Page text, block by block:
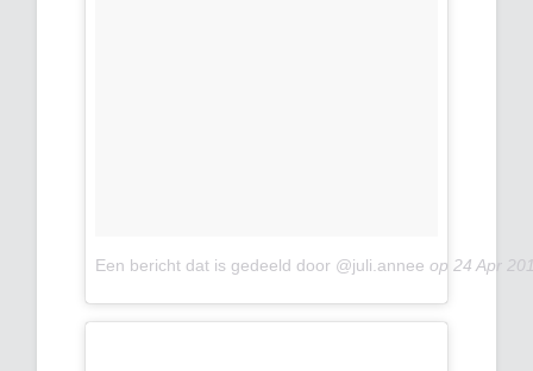
Een bericht dat is gedeeld door @juli.annee op24 Apr